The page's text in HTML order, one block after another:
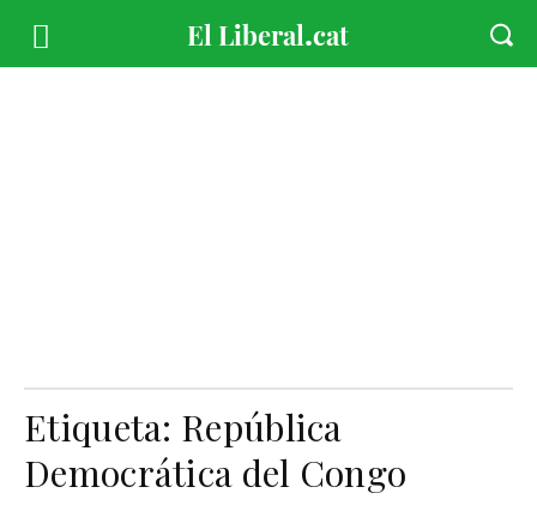
Etiqueta: República
Democrática del Congo